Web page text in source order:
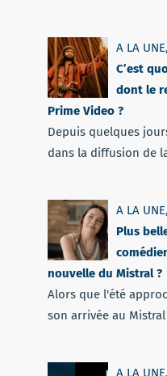
A LA UNE,
C’est
dont le
Prime Video ?
Depuis quelques
dans la diffusion de
A LA UNE,
Plus
nouvelle du Mistral ?
Alors que l'été
son arrivée au
A LA UNE,